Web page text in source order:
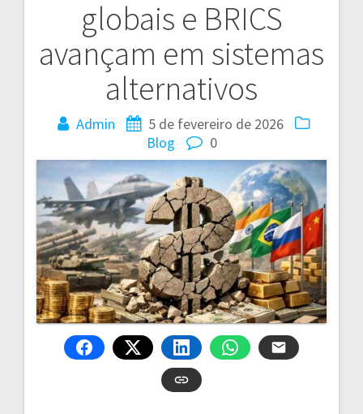
globais e BRICS
avançam em sistemas
alternativos
Admin
5 de fevereiro de 2026
Blog
0